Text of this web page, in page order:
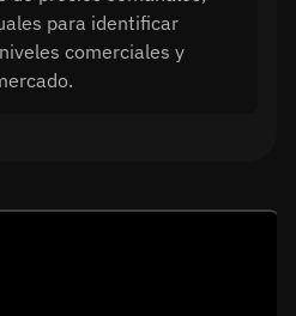
para identificar
comerciales y